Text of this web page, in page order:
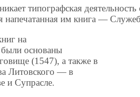
типографская деятельность
напечатанная им книга —
на
были основаны
(1547), а также в
Литовского — в
и Супрасле.